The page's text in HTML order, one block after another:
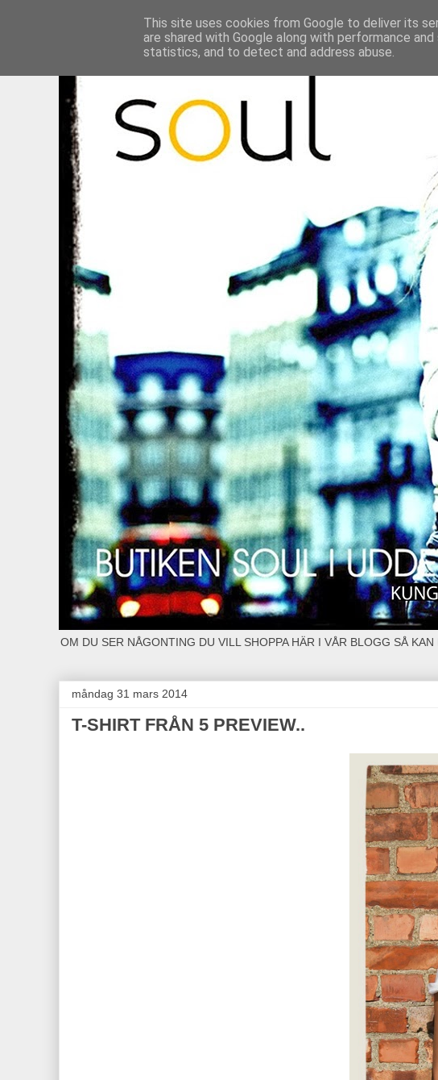
OM DU SER NÅGONTING DU VILL SHOPPA HÄR I VÅR BLOGG SÅ
måndag 31 mars 2014
T-SHIRT FRÅN 5 PREVIEW..
This site uses cookies from Google to deliver its
are shared with Google along with performance
statistics, and to detect and address abuse.